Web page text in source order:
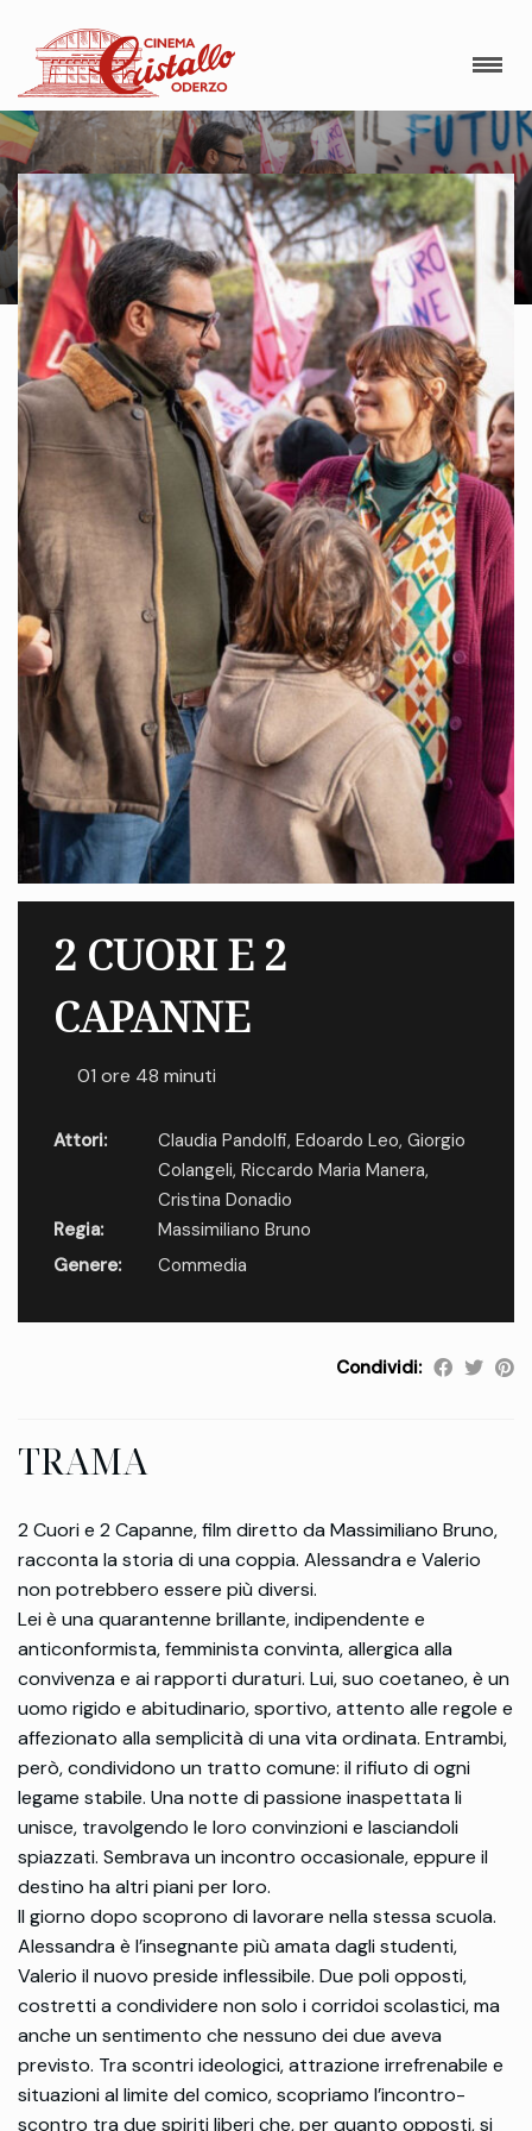
2 CUORI E 2
CAPANNE
01 ore 48 minuti
Attori: Claudia Pandolfi, Edoardo Leo, Giorgio
Colangeli, Riccardo Maria Manera,
Cristina Donadio
Regia:
Massimiliano Bruno
Genere:
Commedia
Condividi:
TRAMA
2 Cuori e 2 Capanne, film diretto da Massimiliano Bruno,
racconta la storia di una coppia. Alessandra e Valerio
non potrebbero essere più diversi.
Lei è una quarantenne brillante, indipendente e
anticonformista, femminista convinta, allergica alla
convivenza e ai rapporti duraturi. Lui, suo coetaneo, è un
uomo rigido e abitudinario, sportivo, attento alle regole e
affezionato alla semplicità di una vita ordinata. Entrambi,
però, condividono un tratto comune: il rifiuto di ogni
legame stabile. Una notte di passione inaspettata li
unisce, travolgendo le loro convinzioni e lasciandoli
spiazzati. Sembrava un incontro occasionale, eppure il
destino ha altri piani per loro.
Il giorno dopo scoprono di lavorare nella stessa scuola.
Alessandra è l’insegnante più amata dagli studenti,
Valerio il nuovo preside inflessibile. Due poli opposti,
costretti a condividere non solo i corridoi scolastici, ma
anche un sentimento che nessuno dei due aveva
previsto. Tra scontri ideologici, attrazione irrefrenabile e
situazioni al limite del comico, scopriamo l’incontro-
scontro tra due spiriti liberi che, per quanto opposti, si